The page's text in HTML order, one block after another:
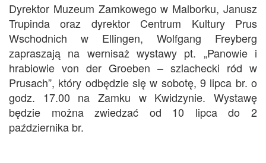
Dyrektor Muzeum Zamkowego w Malborku, Janusz
Trupinda oraz dyrektor Centrum Kultury Prus
Wschodnich w Ellingen, Wolfgang Freyberg
zapraszają na wernisaż wystawy pt. „Panowie i
hrabiowie von der Groeben – szlachecki ród w
Prusach”, który odbędzie się w sobotę, 9 lipca br. o
godz. 17.00 na Zamku w Kwidzynie. Wystawę
będzie można zwiedzać od 10 lipca do 2
października br.